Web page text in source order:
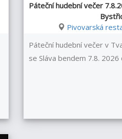
Páteční hudební večer
Pivovarská
Páteční hudební večer v
se Sláva bendem 7.8. 2026